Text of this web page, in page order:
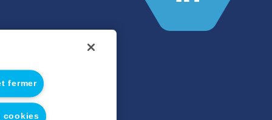
fermer
cookies